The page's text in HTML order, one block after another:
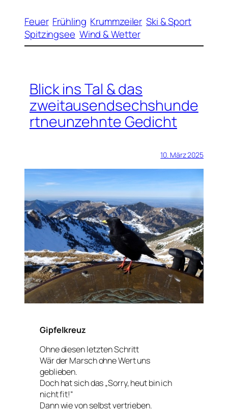
Feuer Frühling Krummzeiler Ski & Sport
Spitzingsee Wind & Wetter
Blick ins Tal & das
zweitausendsechshunde
rtneunzehnte Gedicht
10. März 2025
Gipfelkreuz
Ohne diesen letzten Schritt
Wär der Marsch ohne Wert uns
geblieben.
Doch hat sich das „Sorry, heut bin ich
nicht fit!“
Dann wie von selbst vertrieben.